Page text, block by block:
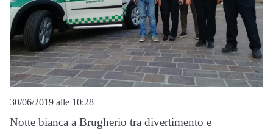
30/06/2019 alle 10:28
Notte bianca a Brugherio tra divertimento e